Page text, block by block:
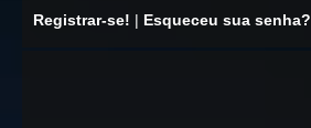
Registrar-se! | Esqueceu sua senha?